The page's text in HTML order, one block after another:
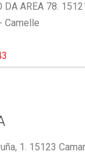
DA AREA 78.
Camelle
1. 15123